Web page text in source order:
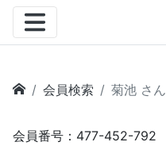
会員検索 菊池 さん
会員番号：477-452-792